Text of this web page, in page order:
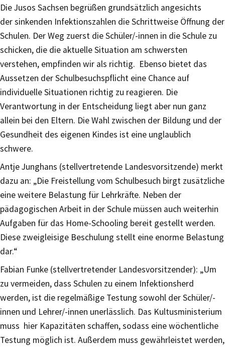
Die Jusos Sachsen begrüßen grundsätzlich angesichts
der sinkenden Infektionszahlen die Schrittweise Öffnung der
Schulen. Der Weg zuerst die Schüler/-innen in die Schule zu
schicken, die die aktuelle Situation am schwersten
verstehen, empfinden wir als richtig. Ebenso bietet das
Aussetzen der Schulbesuchspflicht eine Chance auf
individuelle Situationen richtig zu reagieren. Die
Verantwortung in der Entscheidung liegt aber nun ganz
allein bei den Eltern. Die Wahl zwischen der Bildung und der
Gesundheit des eigenen Kindes ist eine unglaublich
schwere.
Antje Junghans (stellvertretende Landesvorsitzende) merkt
dazu an: „Die Freistellung vom Schulbesuch birgt zusätzliche
eine weitere Belastung für Lehrkräfte. Neben der
pädagogischen Arbeit in der Schule müssen auch weiterhin
Aufgaben für das Home-Schooling bereit gestellt werden.
Diese zweigleisige Beschulung stellt eine enorme Belastung
dar.“
Fabian Funke (stellvertretender Landesvorsitzender): „Um
zu vermeiden, dass Schulen zu einem Infektionsherd
werden, ist die regelmäßige Testung sowohl der Schüler/-
innen und Lehrer/-innen unerlässlich. Das Kultusministerium
muss hier Kapazitäten schaffen, sodass eine wöchentliche
Testung möglich ist. Außerdem muss gewährleistet werden,